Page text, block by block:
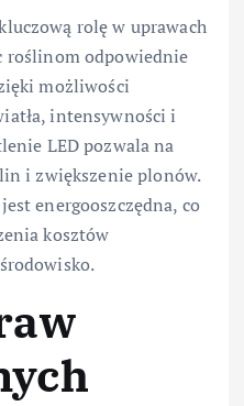
rolę w uprawach
roślinom odpowiednie
możliwości
intensywności i
LED pozwala na
i zwiększenie plonów.
energooszczędna, co
kosztów